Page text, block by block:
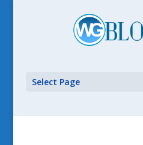
Select Page